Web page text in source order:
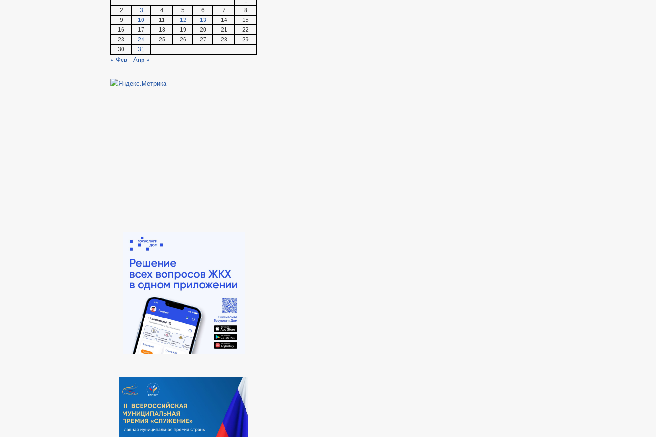
2
3 4 5 6 7
8
9
10 11 12 13 14
15
16
17 18 19 20 21
22
23
24 25 26 27 28
29
30
31
« Фев Апр »